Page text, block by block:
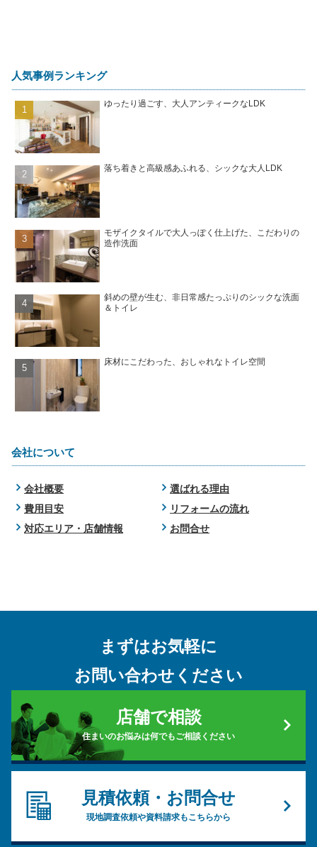
人気事例ランキング
ゆったり過ごす、大人アンティークなLDK
落ち着きと高級感あふれる、シックな大人LDK
モザイクタイルで大人っぽく仕上げた、こだわりの
造作洗面
斜めの壁が生む、非日常感たっぷりのシックな洗面
＆トイレ
床材にこだわった、おしゃれなトイレ空間
会社について
会社概要
選ばれる理由
費用目安
リフォームの流れ
対応エリア・店舗情報
お問合せ
まずはお気軽に
お問い合わせください
店舗で相談
住まいのお悩みは何でもご相談ください
見積依頼・お問合せ
現地調査依頼や資料請求もこちらから